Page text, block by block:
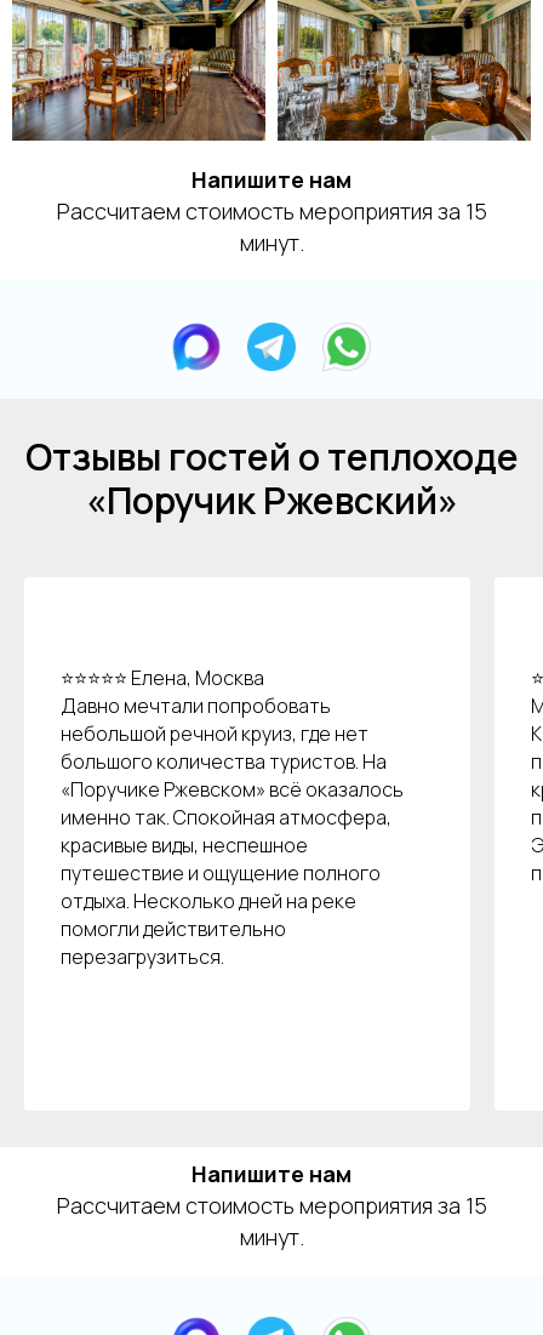
Напишите нам
Рассчитаем стоимость мероприятия за 15
минут.
Отзывы гостей о теплоходе
«Поручик Ржевский»
⭐⭐⭐⭐⭐ Елена, Москва
Давно мечтали попробовать
небольшой речной круиз, где нет
большого количества туристов. На
«Поручике Ржевском» всё оказалось
именно так. Спокойная атмосфера,
красивые виды, неспешное
путешествие и ощущение полного
отдыха. Несколько дней на реке
помогли действительно
перезагрузиться.
Напишите нам
Рассчитаем стоимость мероприятия за 15
минут.
Остались вопросы?
+7
Я даю согласие на обработку моих
персональных данных на условиях
Согласияи подтверждаю, что
ознакомлен(а) сПолитикой обработки
персональных данных.